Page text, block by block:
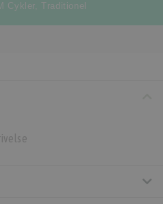
Cykler, Traditionel